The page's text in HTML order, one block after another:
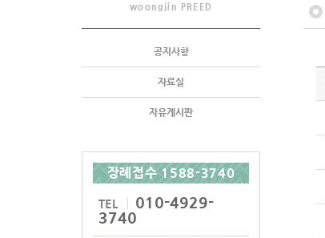
woongjin PREED
공지사항
자료실
자유게시판
장례접수 1588-3740
TEL
010-4929-
3740